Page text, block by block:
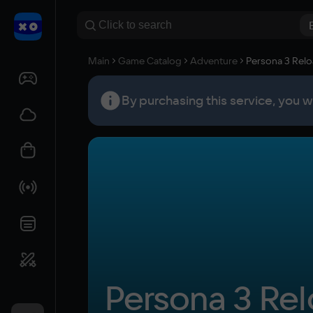
Main Game Catalog Adventure Persona 3
By purchasing this service, you
Persona 3